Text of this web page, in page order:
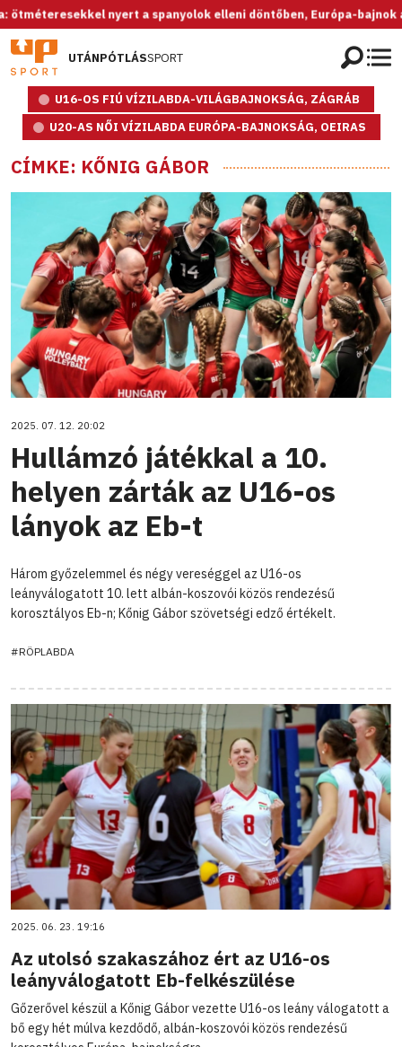
nyert a spanyolok elleni döntőben, Európa-bajnok az U20-as női
UTÁNPÓTLÁSSPORT
U16-OS FIÚ VÍZILABDA-VILÁGBAJNOKSÁG, ZÁGRÁB
U20-AS NŐI VÍZILABDA EURÓPA-BAJNOKSÁG, OEIRAS
CÍMKE: KŐNIG GÁBOR
2025. 07. 12. 20:02
Hullámzó játékkal a 10.
helyen zárták az U16-os
lányok az Eb-t
Három győzelemmel és négy vereséggel az U16-os
leányválogatott 10. lett albán-koszovói közös rendezésű
korosztályos Eb-n; Kőnig Gábor szövetségi edző értékelt.
#RÖPLABDA
2025. 06. 23. 19:16
Az utolsó szakaszához ért az U16-os
leányválogatott Eb-felkészülése
Gőzerővel készül a Kőnig Gábor vezette U16-os leány válogatott a
bő egy hét múlva kezdődő, albán-koszovói közös rendezésű